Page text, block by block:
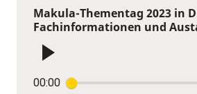
Makula-Thementag 2023 in
Fachinformationen und
00:00